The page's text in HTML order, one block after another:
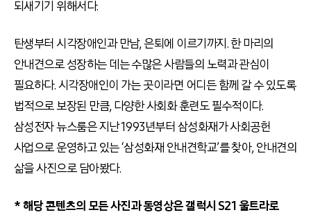
되새기기 위해서다.
탄생부터 시각장애인과 만남, 은퇴에 이르기까지. 한 마리의
안내견으로 성장하는 데는 수많은 사람들의 노력과 관심이
필요하다. 시각장애인이 가는 곳이라면 어디든 함께 갈 수 있도록
법적으로 보장된 만큼, 다양한 사회화 훈련도 필수적이다.
삼성전자 뉴스룸은 지난 1993년부터 삼성화재가 사회공헌
사업으로 운영하고 있는 ‘삼성화재 안내견학교’를 찾아, 안내견의
삶을 사진으로 담아봤다.
* 해당 콘텐츠의 모든 사진과 동영상은 갤럭시 S21 울트라로